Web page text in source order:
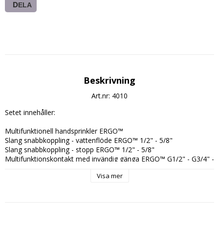
DELA
Beskrivning
Art.nr: 4010
Setet innehåller:
Multifunktionell handsprinkler ERGO™
Slang snabbkoppling - vattenflöde ERGO™ 1/2" - 5/8"
Slang snabbkoppling - stopp ERGO™ 1/2" - 5/8"
Multifunktionskontakt med invändig gänga ERGO™ G1/2" - G3/4" -
Visa mer